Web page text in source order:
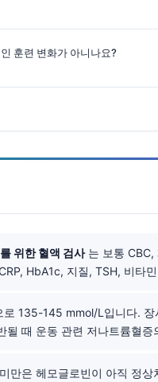
훈련 변화가 아니나요?
위한 혈액 검사는 보통 CBC,
HbA1c, 지질, TSH, 비타
로 135-145 mmol/L입니다.
될 때 운동 관련 저나트륨혈증
만은 헤모글로빈이 아직 정